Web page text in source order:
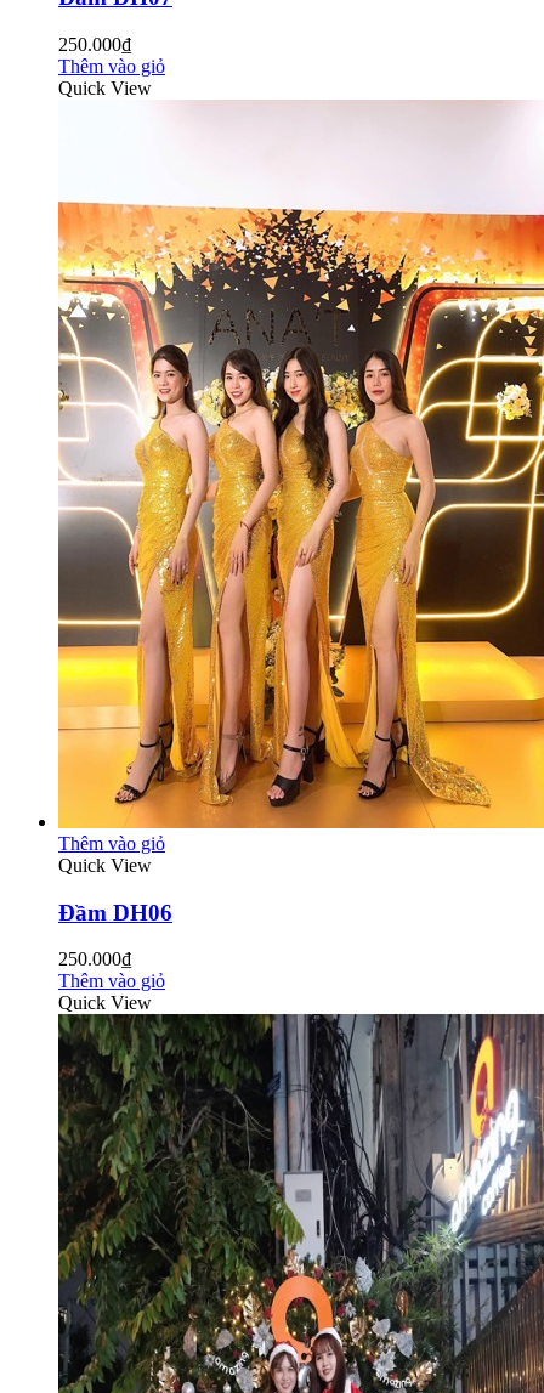
250.000₫
Thêm vào giỏ
Quick View
Thêm vào giỏ
Quick View
Đầm DH06
250.000₫
Thêm vào giỏ
Quick View